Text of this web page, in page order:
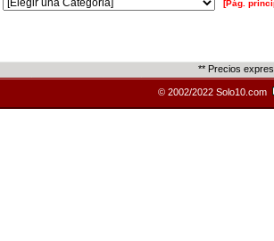
[Pág.
** Precios
© 2002/2022 Solo10.com